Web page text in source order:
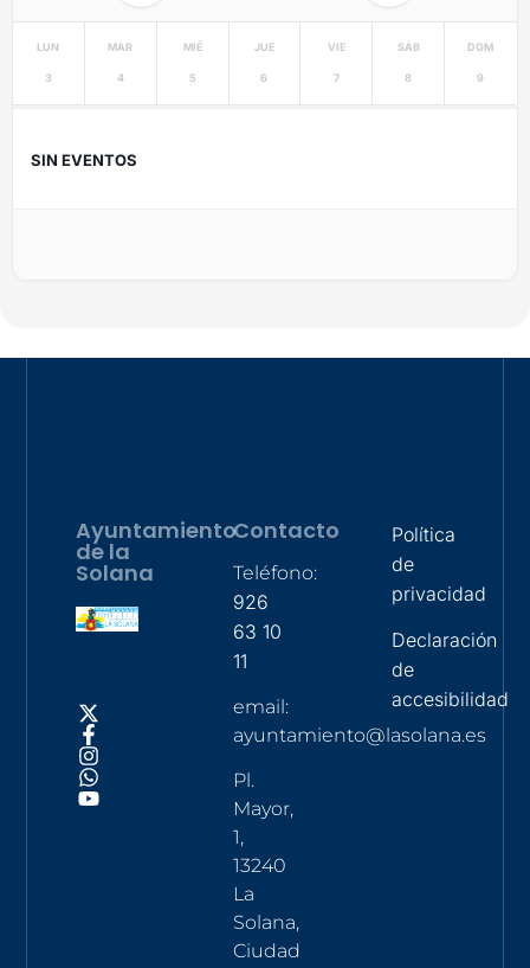
LUN
3
MAR
4
MIÉ
5
JUE
6
VIE
7
SÁB
8
DOM
9
SIN EVENTOS
Ayuntamiento
de la
Solana
Contacto
Teléfono:
926
63 10
11
email:
ayuntamiento@lasolana.es
Pl.
Mayor,
1,
13240
La
Solana,
Ciudad
Política
de
privacidad
Declaración
de
accesibilidad